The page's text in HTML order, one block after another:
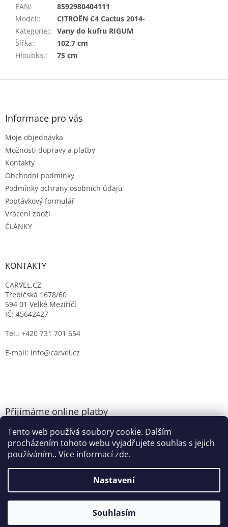
Tento web používá soubory cookie. Dalším
procházením tohoto webu vyjadřujete souhlas s jejich
používáním.. Více informacízde.
Nastavení
Souhlasím
EAN:
8592980404111
Model::
CITROËN C4 Cactus 2014-
Kategorie:: Vany do kufru RIGUM
Šířka::
102,7 cm
Hloubka:: 75 cm
Z
Informace pro vás
Moje objednávka
Možnosti dopravy a platby
Kontakty
Obchodní podmínky
Podmínky ochrany osobních údajů
Poptávkový formulář
Vrácení zboží
ČLÁNKY
KONTAKTY
CARVEL.CZ
Třebíčská 1678/60
594 01 Velké Meziříčí
IČ: 45642427
Tel.: +420 731 701 654
E-mail: info@carvel.cz
Přijímáme online platby
Vytvořil Shoptet
CARVEL.CZ. Všechna práva vyhrazena.